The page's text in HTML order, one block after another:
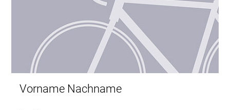
Vorname Nachname